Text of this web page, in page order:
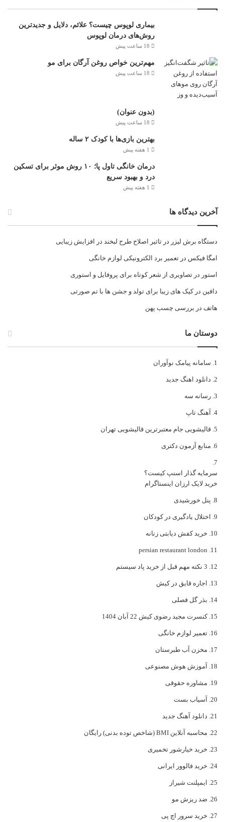
بیماری لوپوس چیست؟ علائم، دلایل و جدیدترین
روش‌های درمان لوپوس
18 ساعت پیش
مهم‌ترین خواص روغن آرگان برای مو
18 ساعت پیش
(بدون عنوان)
18 ساعت پیش
بهترین بازی‌ها با کودک ۲ ساله
1 هفته پیش
درمان خانگی تاول پا؛ ۱۰ روش موثر برای تسکین
درد و بهبود سریع
1 هفته پیش
آخرین دیدگاه ها
دستگاه برش لیزر در تاثیر اصلاح طرح لبخند در افزایش زیبایی
امگا فیکس در تعمیر برد الکترونیکی لوازم خانگی
استور در تصاویری از شعر کوتاه برای پروفایل و استوری
دافین درکیک های زیبا برای تولد و جشن ها با تم صورتی
هاتف در بررسی چسب پهن
دوستان ما
سامانه پیامک نوآوران
دانلود اهنگ جدید
رسانه سه
آهنگ تاپ
قالیشویی جام معتبرترین قالیشویی تهران
منابع آزمون دکتری
سرمایه گذار اسنپ کیست؟
خرید لایک ارزان اینستاگرام
پنل خورشیدی
اختلال یادگیری در کودکان
خرید کفش دیابتی زنانه
persian restaurant london
3 نکته مهم قبل از خرید پاد سیستم
اجاره قایق در کیش
بذر گل فصلی
کنسرت مجید رضوی کیش 22 آبان 1404
تعمیر لوازم خانگی
مخزن آب طبرستان
آموزش هوش مصنوعی
مشاوره حقوقی
آسیاب بست
دانلود آهنگ جدید
محاسبه آنلاین BMI (شاخص توده بدنی) رایگان
خرید خیارشور تخمیری
خرید فالوور ایرانی
ایمپلنت شیراز
ضد ریزش مو
خرید سرور اچ پی